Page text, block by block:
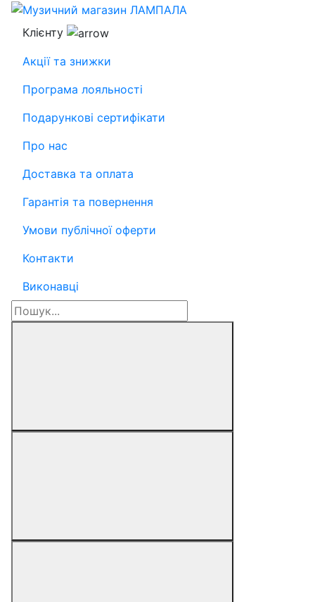
Клієнту
Акції та знижки
Програма лояльності
Подарункові сертифікати
Про нас
Доставка та оплата
Гарантія та повернення
Умови публічної оферти
Контакти
Виконавці